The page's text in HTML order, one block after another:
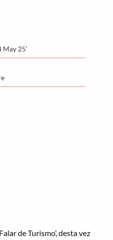
May 25'
de Turismo’, desta vez